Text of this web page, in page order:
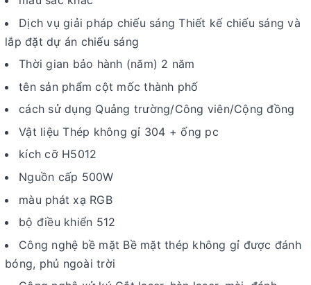
Dịch vụ giải pháp chiếu sáng Thiết kế chiếu sáng và
lắp đặt dự án chiếu sáng
Thời gian bảo hành (năm) 2 năm
tên sản phẩm cột mốc thành phố
cách sử dụng Quảng trường/Công viên/Cộng đồng
Vật liệu Thép không gỉ 304 + ống pc
kích cỡ H5012
Nguồn cấp 500W
màu phát xạ RGB
bộ điều khiển 512
Công nghệ bề mặt Bề mặt thép không gỉ được đánh
bóng, phủ ngoài trời